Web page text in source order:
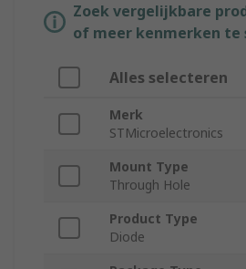
Zoek vergelijkbare
of meer kenmerken te
Alles selecteren
Merk
STMicroelectronics
Mount Type
Through Hole
Product Type
Diode